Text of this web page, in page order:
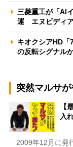
三菱重工が「AI
運 エヌビディ
キオクシアHD「
の反転シグナ
突然マルサが
【
入
2009年12月に発